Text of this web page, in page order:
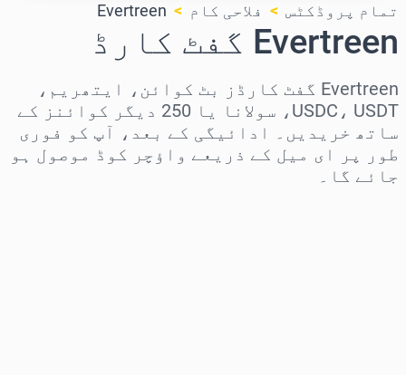
تمام پروڈکٹس فلاحی کام Evertreen
Evertreen گفٹ کارڈ
Evertreen گفٹ کارڈز بٹ کوائن، ایتھریم،
USDC، USDT، سولانا یا 250 دیگر کوائنز کے
ساتھ خریدیں۔ ادائیگی کے بعد، آپ کو فوری
طور پر ای میل کے ذریعے واؤچر کوڈ موصول ہو
جائے گا۔